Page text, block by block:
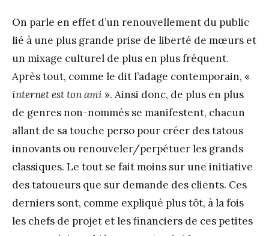
On parle en effet d’un renouvellement du public
lié à une plus grande prise de liberté de mœurs et
un mixage culturel de plus en plus fréquent.
Après tout, comme le dit l’adage contemporain, «
internet est ton ami ». Ainsi donc, de plus en plus
de genres non-nommés se manifestent, chacun
allant de sa touche perso pour créer des tatous
innovants ou renouveler/perpétuer les grands
classiques. Le tout se fait moins sur une initiative
des tatoueurs que sur demande des clients. Ces
derniers sont, comme expliqué plus tôt, à la fois
les chefs de projet et les financiers de ces petites